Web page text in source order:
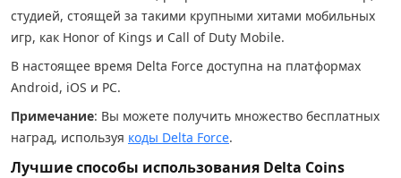
студией, стоящей за такими крупными хитами мобильных
игр, как Honor of Kings и Call of Duty Mobile.
В настоящее время Delta Force доступна на платформах
Android, iOS и PC.
Примечание: Вы можете получить множество бесплатных
наград, используя коды Delta Force.
Лучшие способы использования Delta Coins